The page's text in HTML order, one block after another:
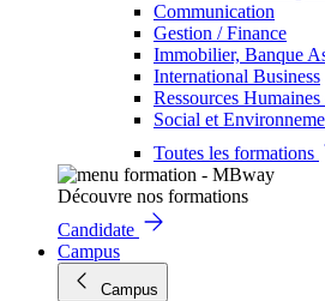
Communication
Gestion / Finance
Immobilier, Banque
International Business
Ressources
Social et
Toutes les formations
Découvre nos formations
Candidate
Campus
Campus